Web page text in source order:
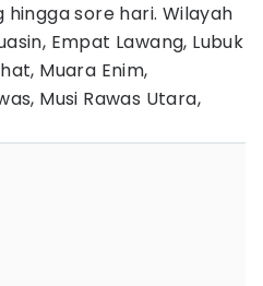
sore hari. Wilayah
Empat Lawang, Lubuk
Muara Enim,
Musi Rawas Utara,